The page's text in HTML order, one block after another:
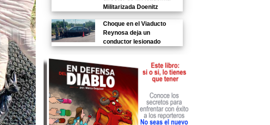
Militarizada Doenitz
Choque en el Viaducto
Reynosa deja un
conductor lesionado